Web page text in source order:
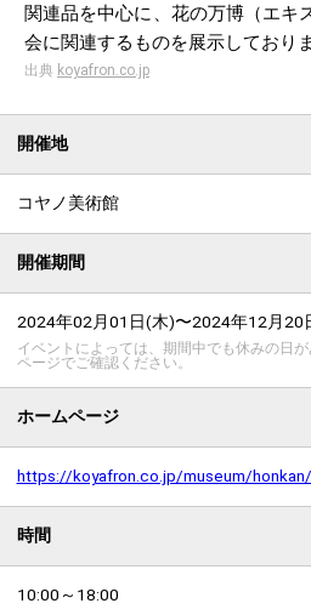
関連品を中心に、花の万博（エキ
会に関連するものを展示しておりま
出典 koyafron.co.jp
開催地
コヤノ美術館
開催期間
2024年02月01日(木)〜2024年12月20
イベントによっては、期間中でも休みの日
ページでご確認ください。
ホームページ
https://koyafron.co.jp/museum/
時間
10:00～18:00